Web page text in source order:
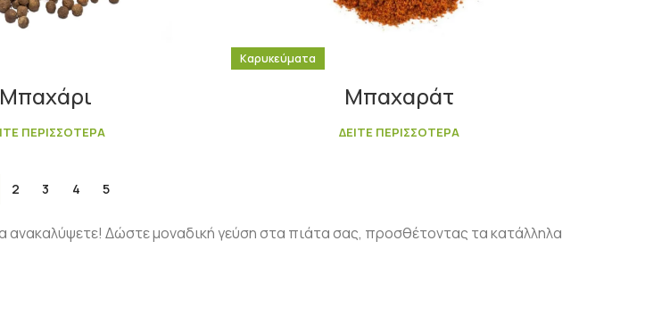
Μπαχάρι
ΠΕΡΙΣΣΟΤΕΡΑ
Καρυκεύματα
Μπαχαράτ
ΔΕΙΤΕ ΠΕΡΙΣΣΟΤΕΡΑ
2 3 4 5
ανακαλύψετε! Δώστε μοναδική γεύση στα πιάτα σας, προσθέτοντας τα κατάλληλα